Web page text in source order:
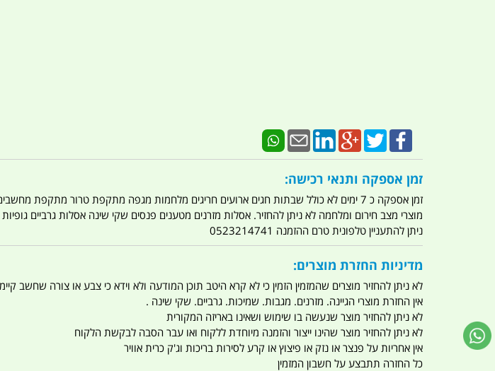
זמן אספקה ותנאי רכישה:
זמן אספקה כ 7 ימים לא כולל שבתות חגים ארועים חריגים מלחמות מגפה מתקפת טרור מתקפת מחשבים
מוצרי מצב חירום ומלחמה לא ניתן להחזיר. אסלות מזרנים מטענים פנסים שקי שינה אסלות גרביים
ניתן להתעניין טלפונית טרם ההזמנה 0523214741
מדיניות החזרת מוצרים:
לא ניתן להחזיר מוצרים שהמזמין הזמין כי לא קרא היטב תוכן המודעה ולא וידא כי צבע או צורה שחשב
אין החזרת מוצרי הגיינה. מזרנים. מגבות. שמיכות. גרביים. שקי שינה .
לא ניתן להחזיר מוצר שנעשה בו שימוש ושאינו באריזה המקורית
לא ניתן להחזיר מוצר שהינו ייצור והזמנה מיוחדת ללקוח ואו עבר הסבה לבקשת הלקוח
אין אחריות על פנצר או נזק או פיצוץ או קרע לסירות בריכות וג'ק כרית אוויר
כל החזרה תתבצע על חשבון המזמין